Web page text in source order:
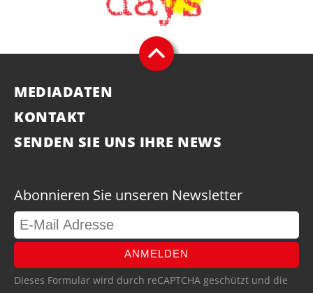
MEDIADATEN
KONTAKT
SENDEN SIE UNS IHRE NEWS
Abonnieren Sie unseren Newsletter
ANMELDEN
Dieses Formular wird durch reCAPTCHA geschützt und die